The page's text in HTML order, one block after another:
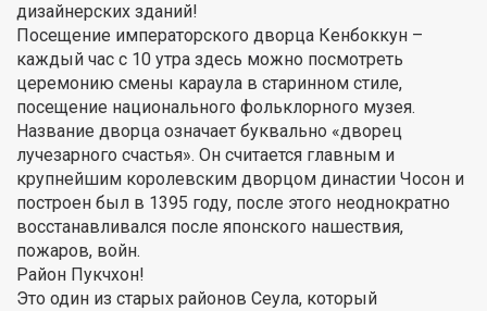
дизайнерских зданий!
Посещение императорского дворца Кенбоккун –
каждый час с 10 утра здесь можно посмотреть
церемонию смены караула в старинном стиле,
посещение национального фольклорного музея.
Название дворца означает буквально «дворец
лучезарного счастья». Он считается главным и
крупнейшим королевским дворцом династии Чосон и
построен был в 1395 году, после этого неоднократно
восстанавливался после японского нашествия,
пожаров, войн.
Район Пукчхон!
Это один из старых районов Сеула, который